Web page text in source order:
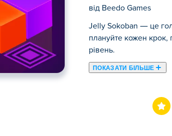
від Beedo Games
Jelly Sokoban — це
плануйте кожен крок,
рівень.
ПОКАЗАТИ БІЛЬШЕ
грати в Jelly Sokoban. Jelly Sokoban є